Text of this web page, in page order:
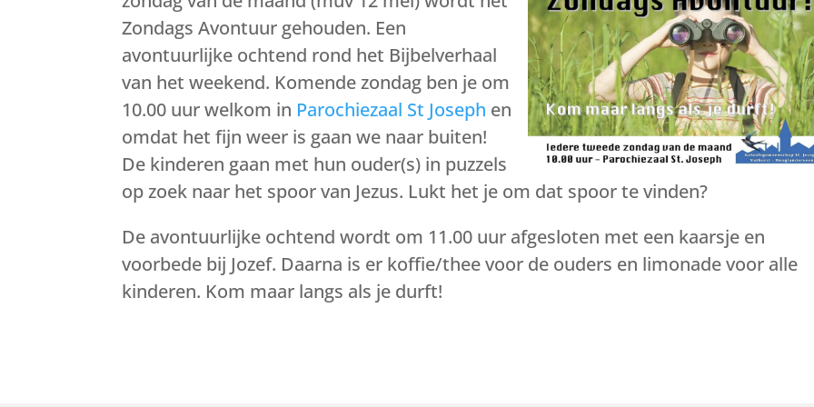
Zondags Avontuur gehouden. Een
avontuurlijke ochtend rond het Bijbelverhaal
van het weekend. Komende zondag ben je om
10.00 uur welkom in Parochiezaal St Joseph en
omdat het fijn weer is gaan we naar buiten!
De kinderen gaan met hun ouder(s) in puzzels
op zoek naar het spoor van Jezus. Lukt het je om dat spoor te vinden?
De avontuurlijke ochtend wordt om 11.00 uur afgesloten met een kaarsje en
voorbede bij Jozef. Daarna is er koffie/thee voor de ouders en limonade voor alle
kinderen. Kom maar langs als je durft!